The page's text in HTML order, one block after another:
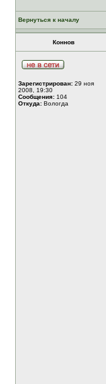
Вернуться к началу
Коннов
Зарегистрирован: 29 ноя
2008, 19:30
Сообщения: 104
Откуда: Вологда